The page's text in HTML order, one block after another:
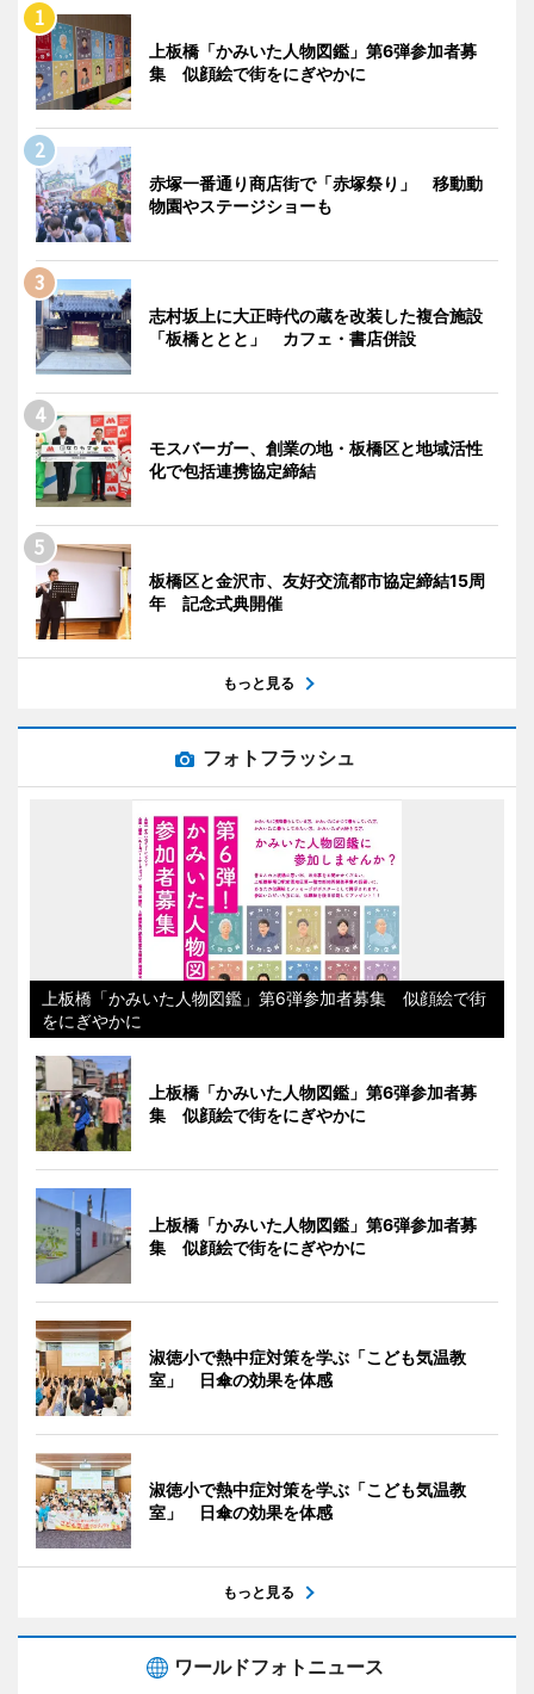
上板橋「かみいた人物図鑑」第6弾参加者募
集 似顔絵で街をにぎやかに
赤塚一番通り商店街で「赤塚祭り」 移動動
物園やステージショーも
志村坂上に大正時代の蔵を改装した複合施設
「板橋ととと」 カフェ・書店併設
モスバーガー、創業の地・板橋区と地域活性
化で包括連携協定締結
板橋区と金沢市、友好交流都市協定締結15周
年 記念式典開催
もっと見る
フォトフラッシュ
上板橋「かみいた人物図鑑」第6弾参加者募集 似顔絵で街
をにぎやかに
上板橋「かみいた人物図鑑」第6弾参加者募
集 似顔絵で街をにぎやかに
上板橋「かみいた人物図鑑」第6弾参加者募
集 似顔絵で街をにぎやかに
淑徳小で熱中症対策を学ぶ「こども気温教
室」 日傘の効果を体感
淑徳小で熱中症対策を学ぶ「こども気温教
室」 日傘の効果を体感
もっと見る
ワールドフォトニュース